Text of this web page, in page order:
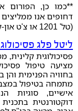
**כמו כן, הפורום
דחופים אנו
(טל' 1201 או צ'ט און-ליין אנונימי) או למיון פסיכיאטרי
ליטל פלג
פסיכולוגית קלינית,
מציעה טיפול
בחוויה הפנימית והן
מתמחה בטיפול
אישיים, סוגיות
דוקטורנטית